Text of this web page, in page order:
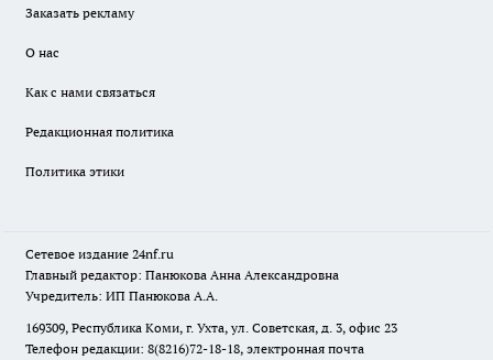
Заказать рекламу
О нас
Как с нами связаться
Редакционная политика
Политика этики
Сетевое издание 24nf.ru
Главный редактор: Панюкова Анна Александровна
Учредитель: ИП Панюкова А.А.
169309, Республика Коми, г. Ухта, ул. Советская, д. 3, офис 23
Телефон редакции: 8(8216)72-18-18, электронная почта